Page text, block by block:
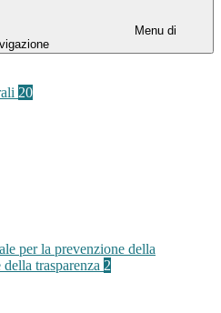
Menu di
20
per la prevenzione della
trasparenza 2